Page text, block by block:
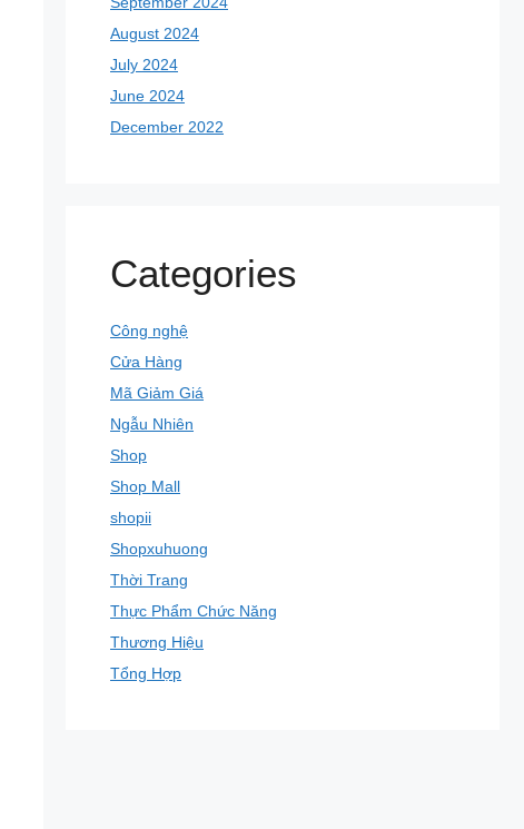
August 2024
July 2024
June 2024
December 2022
Categories
Công nghệ
Cửa Hàng
Mã Giảm Giá
Ngẫu Nhiên
Shop
Shop Mall
shopii
Shopxuhuong
Thời Trang
Thực Phẩm Chức Năng
Thương Hiệu
Tổng Hợp